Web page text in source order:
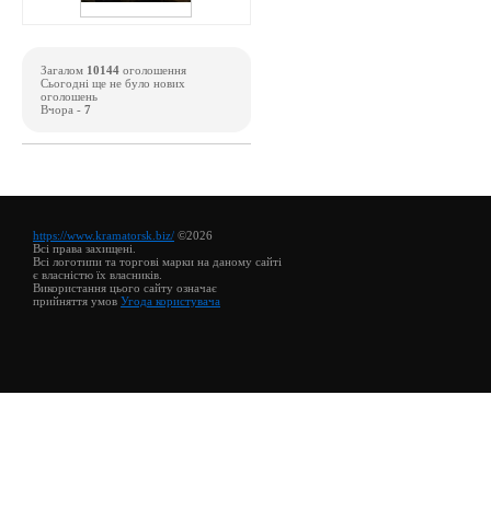
Загалом 10144 оголошення
Сьогодні ще не було нових
оголошень
Вчора - 7
https://www.kramatorsk.biz/ ©2026
Всі права захищені.
Всі логотипи та торгові марки на даному сайті
є власністю їх власників.
Використання цього сайту означає
прийняття умов Угода користувача